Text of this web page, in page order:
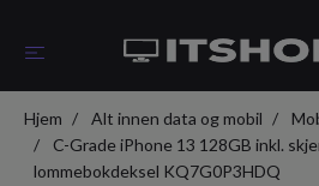
Hjem Alt innen data og mobil
C-Grade iPhone 13 128GB inkl.
lommebokdeksel KQ7G0P3HDQ